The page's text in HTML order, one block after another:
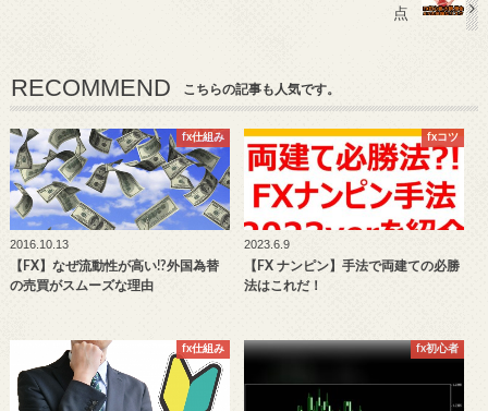
点
RECOMMEND こちらの記事も人気です。
fx仕組み
2016.10.13
【FX】なぜ流動性が高い!?外国為替
の売買がスムーズな理由
fxコツ
2023.6.9
【FX ナンピン】手法で両建ての必勝
法はこれだ！
fx仕組み fx初心者